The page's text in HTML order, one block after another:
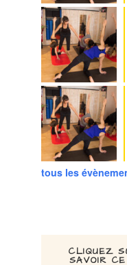
tous les
CLIQUEZ
SAVOIR